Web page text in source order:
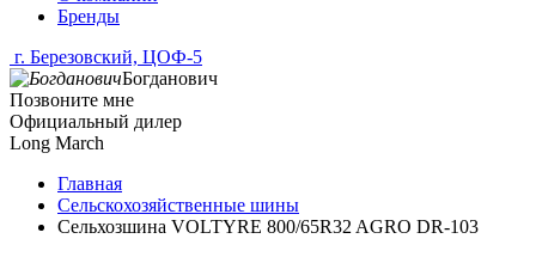
Бренды
г. Березовский, ЦОФ-5
Богданович
Позвоните мне
Официальный дилер
Long March
Главная
Сельскохозяйственные шины
Сельхозшина VOLTYRE 800/65R32 AGRO DR-103